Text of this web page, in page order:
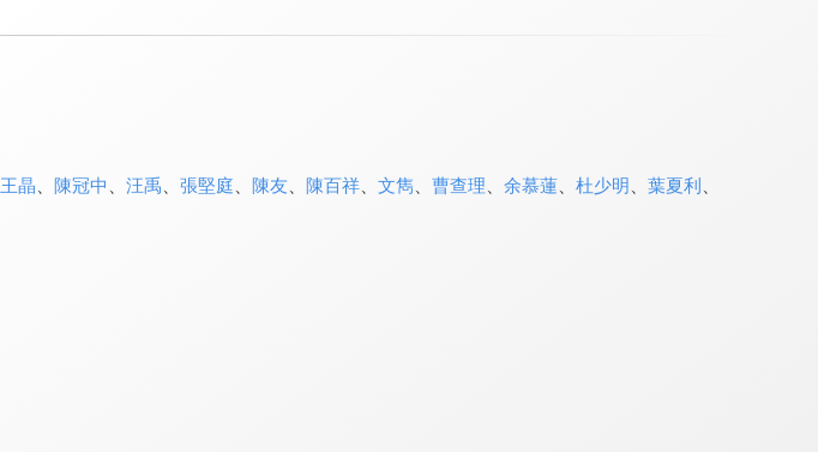
王晶 陳冠中 汪禹 張堅庭 陳友 陳百祥、 文雋、 曹查理 余慕蓮、 杜少明 葉夏利